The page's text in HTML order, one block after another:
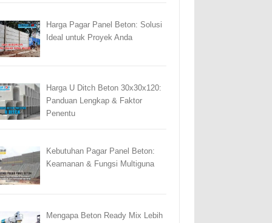
Harga Pagar Panel Beton: Solusi
Ideal untuk Proyek Anda
Harga U Ditch Beton 30x30x120:
Panduan Lengkap & Faktor
Penentu
Kebutuhan Pagar Panel Beton:
Keamanan & Fungsi Multiguna
Mengapa Beton Ready Mix Lebih